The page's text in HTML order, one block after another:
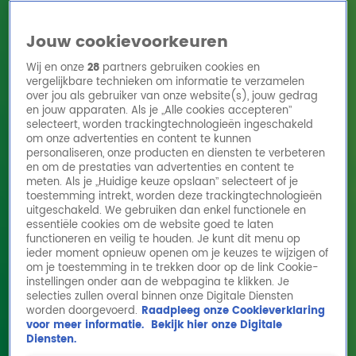
HomeActiesRadioshows DJ'sRadio 10 zendersHitlijsten
Radio luisteren
Volg Radio 10
Zoeken
HomeOnline Radio LuisterenActiesShowsAlle zenders
Petra raadt de vijfde Lach
van 10 en wint € 10.200,-!
28 mei 2024, 09:33
Petra raadt de vijfde Lach van 10 en wint €10.200!
Jouw cookievoorkeuren
Wij en onze28 partners gebruiken cookies en
vergelijkbare technieken om informatie te verzamelen
over jou als gebruiker van onze website(s), jouw gedrag
en jouw apparaten. Als je „Alle cookies accepteren”
selecteert, worden trackingtechnologieën ingeschakeld
om onze advertenties en content te kunnen
personaliseren, onze producten en diensten te verbeteren
en om de prestaties van advertenties en content te
meten. Als je „Huidige keuze opslaan” selecteert of je
toestemming intrekt, worden deze trackingtechnologieën
uitgeschakeld. We gebruiken dan enkel functionele en
essentiële cookies om de website goed te laten
functioneren en veilig te houden. Je kunt dit menu op
ieder moment opnieuw openen om je keuzes te wijzigen of
om je toestemming in te trekken door op de link Cookie-
instellingen onder aan de webpagina te klikken. Je
selecties zullen overal binnen onze Digitale Diensten
worden doorgevoerd. Raadpleeg onze Cookieverklaring
voor meer informatie. Bekijk hier onze Digitale
Diensten.